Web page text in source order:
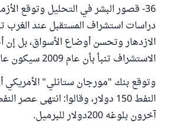
36- قصور البشر في التحليل وتوقع
دراسات استشراف المستقبل عند الغرب
الازدهار وتحسن أوضاع الأسواق، بل إن
الاستشراف تنبأ بأن عام 2009 سيكون عام ازدهار اقتصادي.
وتوقع بنك "مورجان ستانلي" الأمريكي
النفط 150 دولار، وقالوا: انتهى
آخرون بلوغه 200دولار للبرميل.